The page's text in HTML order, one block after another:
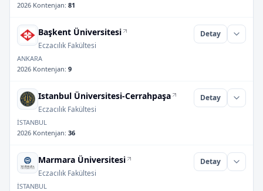
2026 Kontenjan: 81
Başkent Üniversitesi
Eczacılık Fakültesi
Detay
ANKARA
2026 Kontenjan: 9
Istanbul Üniversitesi-Cerrahpaşa
Eczacılık Fakültesi
Detay
İSTANBUL
2026 Kontenjan: 36
Marmara Üniversitesi
Eczacılık Fakültesi
Detay
İSTANBUL